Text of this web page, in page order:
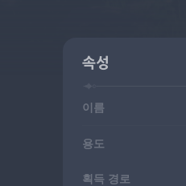
속성
이름
용도
획득 경로